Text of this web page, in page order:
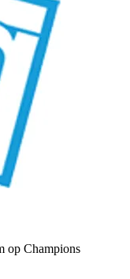
op Champions